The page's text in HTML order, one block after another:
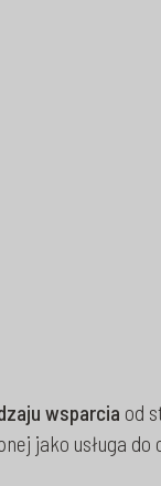
wsparcia od
jako usługa do